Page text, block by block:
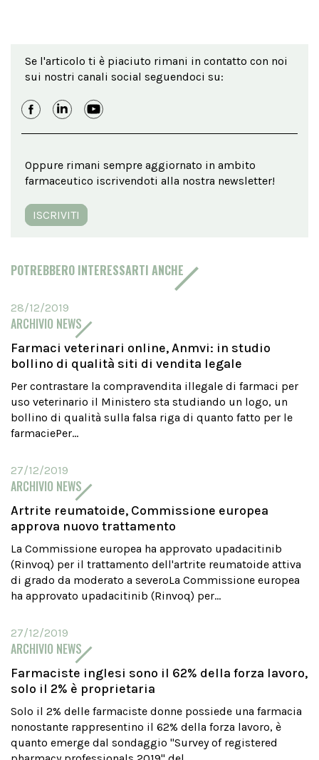
Se l'articolo ti è piaciuto rimani in contatto con noi
sui nostri canali social seguendoci su:
Oppure rimani sempre aggiornato in ambito
farmaceutico iscrivendoti alla nostra newsletter!
ISCRIVITI
POTREBBERO INTERESSARTI ANCHE
28/12/2019
ARCHIVIO NEWS
Farmaci veterinari online, Anmvi: in studio
bollino di qualità siti di vendita legale
Per contrastare la compravendita illegale di farmaci per
uso veterinario il Ministero sta studiando un logo, un
bollino di qualità sulla falsa riga di quanto fatto per le
farmaciePer...
27/12/2019
ARCHIVIO NEWS
Artrite reumatoide, Commissione europea
approva nuovo trattamento
La Commissione europea ha approvato upadacitinib
(Rinvoq) per il trattamento dell'artrite reumatoide attiva
di grado da moderato a severoLa Commissione europea
ha approvato upadacitinib (Rinvoq) per...
27/12/2019
ARCHIVIO NEWS
Farmaciste inglesi sono il 62% della forza lavoro,
solo il 2% è proprietaria
Solo il 2% delle farmaciste donne possiede una farmacia
nonostante rappresentino il 62% della forza lavoro, è
quanto emerge dal sondaggio "Survey of registered